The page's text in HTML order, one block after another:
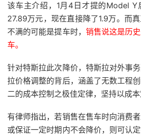
该车主介绍，1月4日才提的Model Y
27.89万元，现在直接降了1.9万。而真
不满的可能是提车时， 销售说这是历
车。
针对特斯拉此次降价，特斯拉对外事
拉价格调整的背后，涵盖了无数工程
二的成本控制之极佳定律，坚持以成本
有律师指出，若销售在售车时向消费者
或保证一定时期内不会降价，则可认